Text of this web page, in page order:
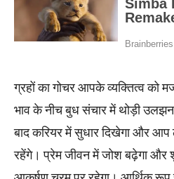
ग्रहों का गोचर आपके व्यक्तित्व को
भाव के नीच बुध संचार में थोड़ी
बाद करियर में सुधार दिखेगा और
रहेंगे। प्रेम जीवन में जोश बढ़ेगा